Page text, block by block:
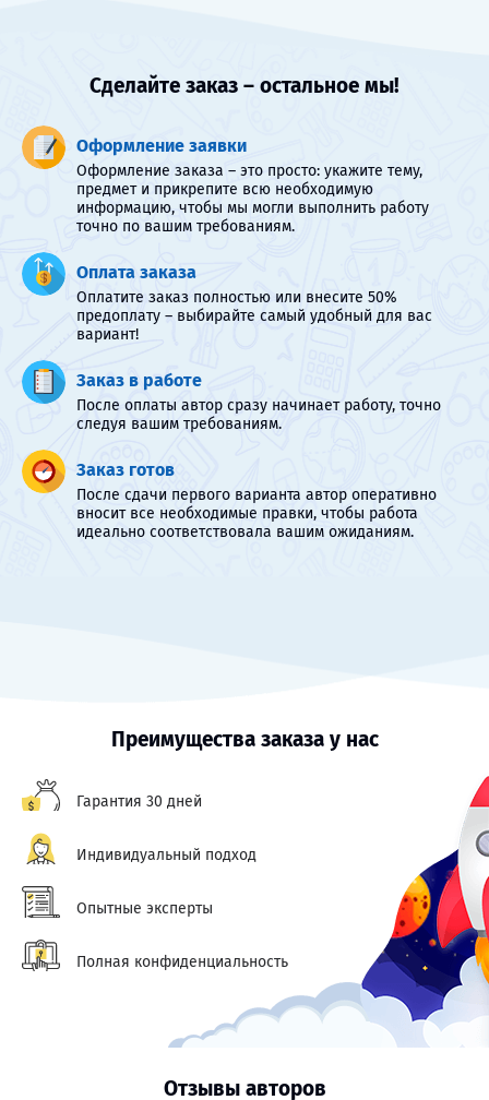
Сделайте заказ – остальное мы!
Оформление заявки
Оформление заказа – это просто: укажите тему,
предмет и прикрепите всю необходимую
информацию, чтобы мы могли выполнить работу
точно по вашим требованиям.
Оплата заказа
Оплатите заказ полностью или внесите 50%
предоплату – выбирайте самый удобный для вас
вариант!
Заказ в работе
После оплаты автор сразу начинает работу, точно
следуя вашим требованиям.
Заказ готов
После сдачи первого варианта автор оперативно
вносит все необходимые правки, чтобы работа
идеально соответствовала вашим ожиданиям.
Преимущества заказа у нас
Гарантия 30 дней
Индивидуальный подход
Опытные эксперты
Полная конфиденциальность
Отзывы авторов